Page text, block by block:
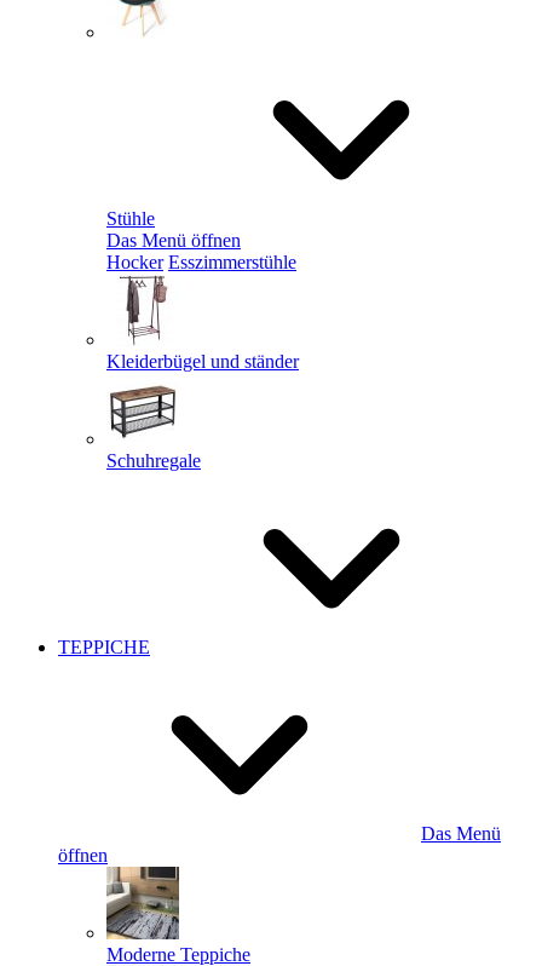
Stühle
Das Menü öffnen
Hocker Esszimmerstühle
Kleiderbügel und ständer
Schuhregale
TEPPICHE
Das Menü
öffnen
Moderne Teppiche